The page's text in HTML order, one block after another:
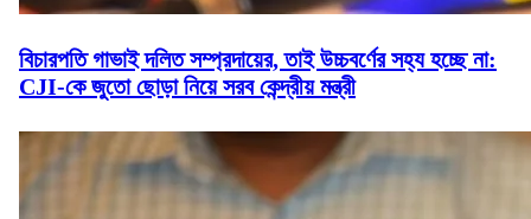
বিচারপতি গাভাই দলিত সম্প্রদায়ের, তাই উচ্চবর্ণের সহ্য হচ্ছে না:
CJI-কে জুতো ছোড়া নিয়ে সরব কেন্দ্রীয় মন্ত্রী